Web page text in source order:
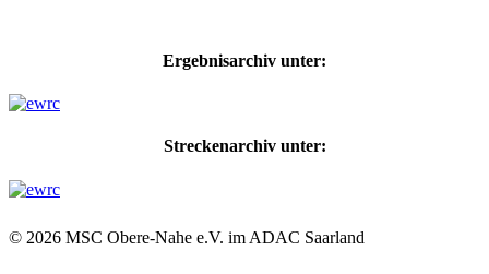
Ergebnisarchiv unter:
Streckenarchiv unter:
© 2026 MSC Obere-Nahe e.V. im ADAC Saarland